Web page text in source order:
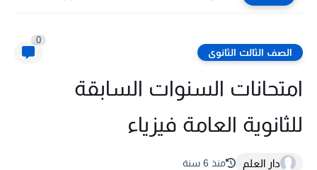
الصف الثالث الثانوى
0
امتحانات السنوات السابقة
للثانوية العامة فيزياء
دار العلم منذ 6 سنة